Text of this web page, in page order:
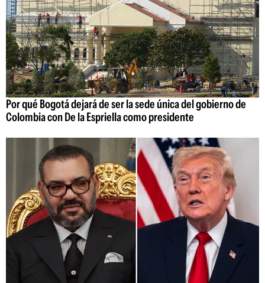
Por qué Bogotá dejará de ser la sede única del gobierno de
Colombia con De la Espriella como presidente